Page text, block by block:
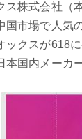
ス株式会社（
国市場で人気
ックスが618
本国内メーカ